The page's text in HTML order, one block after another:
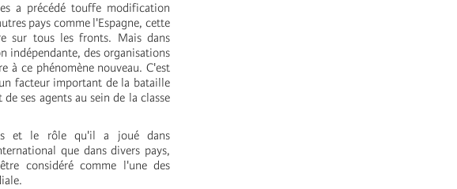
a précédé touffe modification
pays comme l'Espagne, cette
sur tous les fronts. Mais dans
indépendante, des organisations
à ce phénomène nouveau. C'est
facteur important de la bataille
ses agents au sein de la classe
et le rôle qu'il a joué dans
que dans divers pays,
considéré comme l'une des